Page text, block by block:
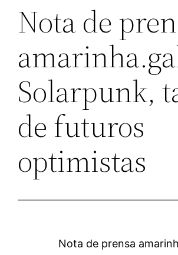
Nota de
Solarpunk,
de futuros
optimistas
Nota de prensa